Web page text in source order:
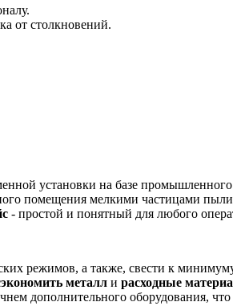
от столкновений.
установки на базе
помещения мелкими частицами
- простой и понятный для любого
режимов, а также, свести к
металл и расходные
дополнительного оборудования, что